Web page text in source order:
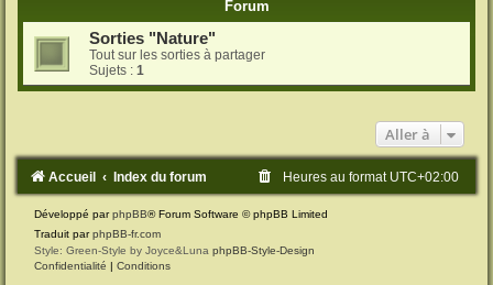
Forum
Sorties "Nature"
Tout sur les sorties à partager
Sujets : 1
Aller à
Accueil Index du forum Heures au format UTC+02:00
Développé parphpBB® Forum Software © phpBB Limited
Traduit parphpBB-fr.com
Style: Green-Style by Joyce&Luna phpBB-Style-Design
Confidentialité | Conditions